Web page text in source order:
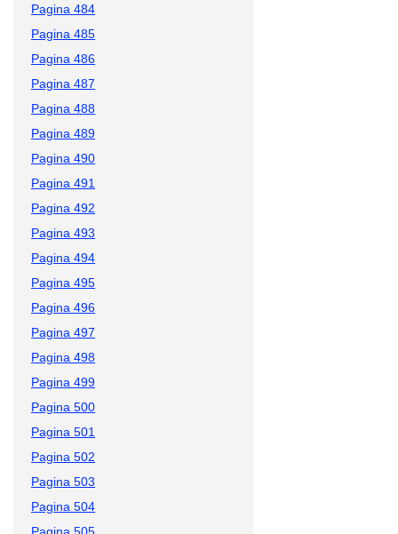
Pagina 484
Pagina 485
Pagina 486
Pagina 487
Pagina 488
Pagina 489
Pagina 490
Pagina 491
Pagina 492
Pagina 493
Pagina 494
Pagina 495
Pagina 496
Pagina 497
Pagina 498
Pagina 499
Pagina 500
Pagina 501
Pagina 502
Pagina 503
Pagina 504
Pagina 505